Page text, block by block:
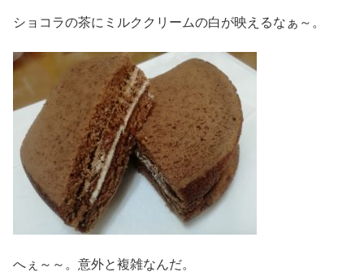
ショコラの茶にミルククリームの白が映えるなぁ～。
へぇ～～。意外と複雑なんだ。